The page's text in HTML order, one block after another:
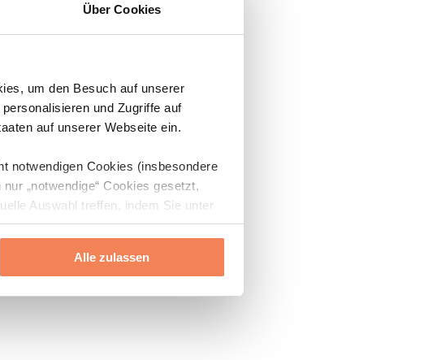
Über Cookies
um den Besuch auf unserer
und Zugriffe auf
auf unserer Webseite ein.
notwendigen Cookies (insbesondere
„notwendige“ Cookies gesetzt,
Auswahl treffen, indem Sie unter
„Details“ und „Über Cookies“
Alle zulassen